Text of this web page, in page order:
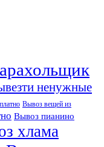
ненужные
Вывоз вещей из
Вывоз пианино
хлама